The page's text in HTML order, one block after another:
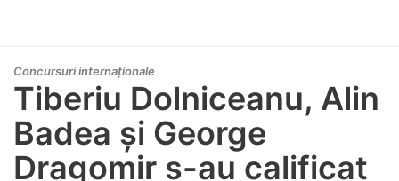
Concursuri internaționale
Tiberiu Dolniceanu, Alin
Badea și George
Dragomir s-au calificat